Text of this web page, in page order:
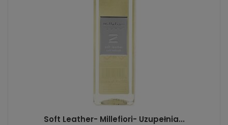
Soft Leather- Millefiori- Uzupełnia...